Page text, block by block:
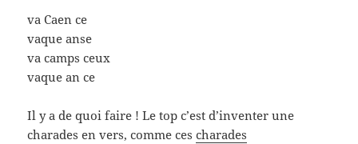
va Caen ce
vaque anse
va camps ceux
vaque an ce
Il y a de quoi faire ! Le top c’est d’inventer une
charades en vers, comme cescharades